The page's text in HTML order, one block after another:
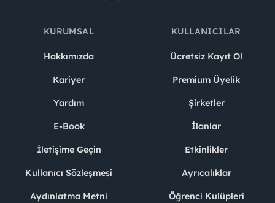
KURUMSAL
Hakkımızda
Kariyer
Yardım
E-Book
İletişime Geçin
Kullanıcı Sözleşmesi
Aydınlatma Metni
KULLANICILAR
Ücretsiz Kayıt Ol
Premium Üyelik
Şirketler
İlanlar
Etkinlikler
Ayrıcalıklar
Öğrenci Kulüpleri